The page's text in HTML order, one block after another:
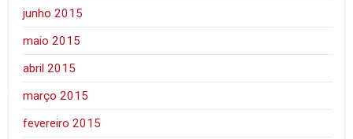
junho 2015
maio 2015
abril 2015
março 2015
fevereiro 2015